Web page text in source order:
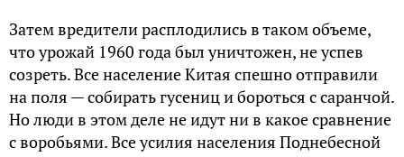
Затем вредители расплодились в таком объеме,
что урожай 1960 года был уничтожен, не успев
созреть. Все население Китая спешно отправили
на поля — собирать гусениц и бороться с саранчой.
Но люди в этом деле не идут ни в какое сравнение
с воробьями. Все усилия населения Поднебесной